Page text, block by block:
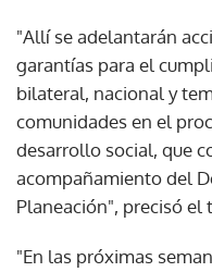
"Allí se adelantarán
garantías para el
bilateral, nacional y
comunidades en el
desarrollo social, que
acompañamiento del
Planeación", precisó el
"En las próximas